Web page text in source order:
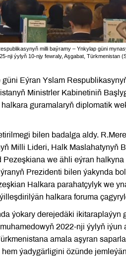
milli baýramy – Ynkylap güni
nji ýylyň 10-njy fewraly, Aşgabat, Türkmenistan
Eýran Yslam
Ministrler Kabinetiniň
guramalaryň diplomatik
bilen badalga aldy.
Milli Lideri, Halk Maslahatynyň
we ähli eýran
Prezidenti bilen ýakynda
Halkara parahatçylyk we
halkara foruma
ýokary derejedäki ikitaraplaýyn
2022-nji ýylyň iýun
amala aşyran
ýadygärligini özünde